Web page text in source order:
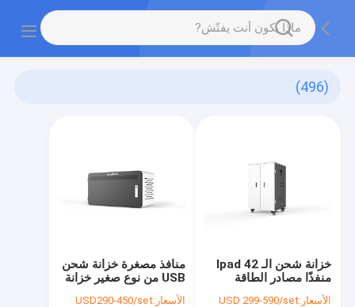
(496)
منافذ مصغرة خزانة شحن
USB من نوع صغير خزانة
شحن من نوع C
الأسعار:USD290-450/set
خزانة شحن الـ Ipad 42
منفذًا مصادر الطاقة
المتغيرة نوع خزانة الشحن
الأسعار:USD 299-590/set